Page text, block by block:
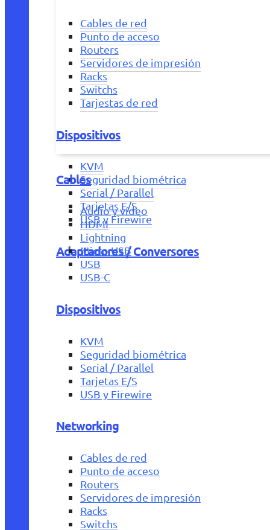
Cables de red
Punto de acceso
Routers
Servidores de impresión
Racks
Switchs
Tarjestas de red
Dispositivos
KVM
Seguridad biométrica
Serial / Parallel
Tarjetas E/S
USB y Firewire
Adaptadores / Conversores
Cables
Audio y vídeo
HDMI
Lightning
Micro USB
USB
USB-C
Dispositivos
KVM
Seguridad biométrica
Serial / Parallel
Tarjetas E/S
USB y Firewire
Networking
Cables de red
Punto de acceso
Routers
Servidores de impresión
Racks
Switchs